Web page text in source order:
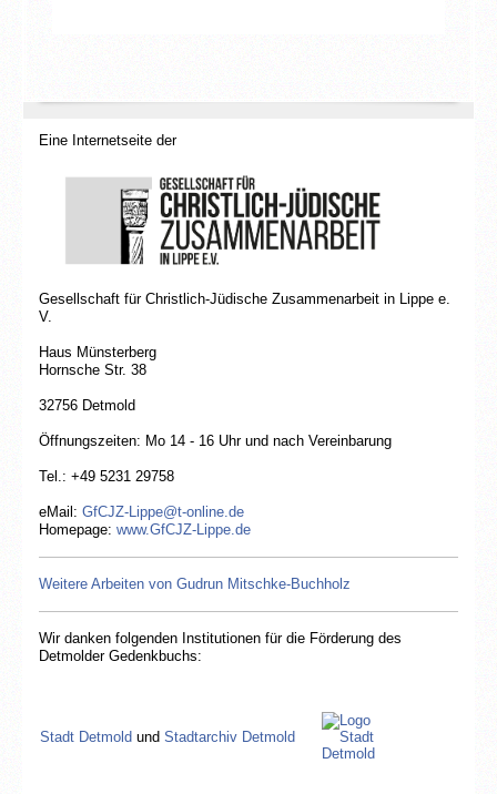
Eine Internetseite der
Gesellschaft für Christlich-Jüdische Zusammenarbeit in Lippe e.
V.
Haus Münsterberg
Hornsche Str. 38
32756 Detmold
Öffnungszeiten: Mo 14 - 16 Uhr und nach Vereinbarung
Tel.: +49 5231 29758
eMail:GfCJZ-Lippe@t-online.de
Homepage:www.GfCJZ-Lippe.de
Weitere Arbeiten von Gudrun Mitschke-Buchholz
Wir danken folgenden Institutionen für die Förderung des
Detmolder Gedenkbuchs:
Zusammenarbeit in Lippe e.V.
Stadt Detmold und Stadtarchiv Detmold